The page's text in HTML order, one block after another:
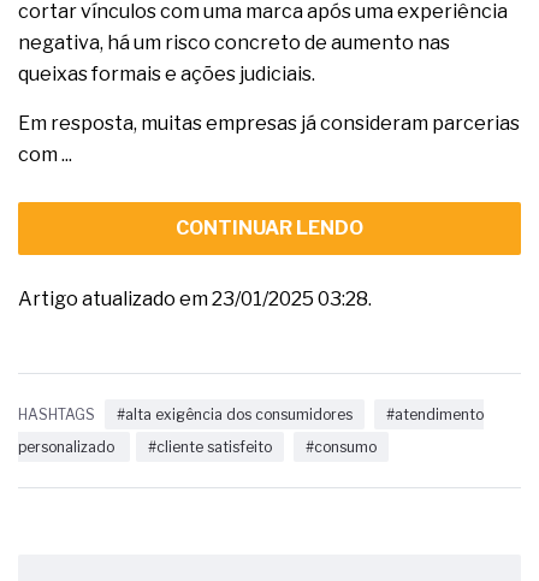
cortar vínculos com uma marca após uma experiência
negativa, há um risco concreto de aumento nas
queixas formais e ações judiciais.
Em resposta, muitas empresas já consideram parcerias
com ...
CONTINUAR LENDO
Artigo atualizado em 23/01/2025 03:28.
HASHTAGS #alta exigência dos consumidores
#atendimento
personalizado
#cliente satisfeito #consumo